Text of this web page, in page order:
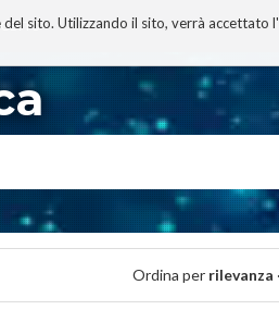
sito. Utilizzando il sito, verrà accettato
Ordina per rilevanza ·